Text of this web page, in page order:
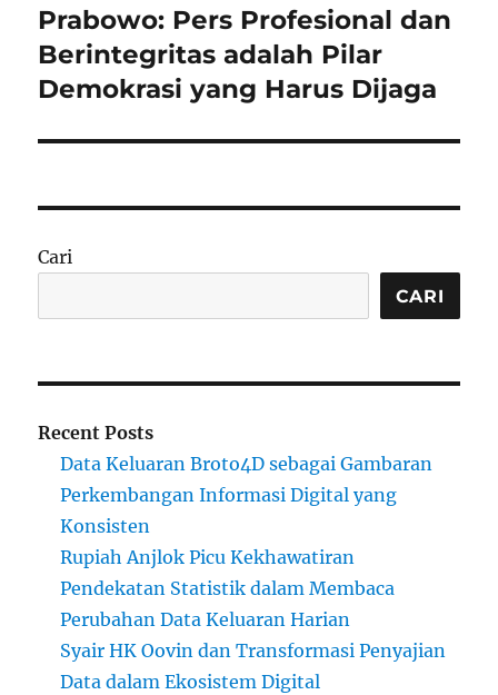
Next
post:
Prabowo: Pers Profesional dan
Berintegritas adalah Pilar
Demokrasi yang Harus Dijaga
Cari
CARI
Recent Posts
Data Keluaran Broto4D sebagai Gambaran
Perkembangan Informasi Digital yang
Konsisten
Rupiah Anjlok Picu Kekhawatiran
Pendekatan Statistik dalam Membaca
Perubahan Data Keluaran Harian
Syair HK Oovin dan Transformasi Penyajian
Data dalam Ekosistem Digital